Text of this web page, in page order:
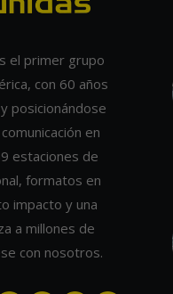
el primer grupo
con 60 años
posicionándose
en
estaciones de
formatos en
impacto y una
a millones de
con nosotros.